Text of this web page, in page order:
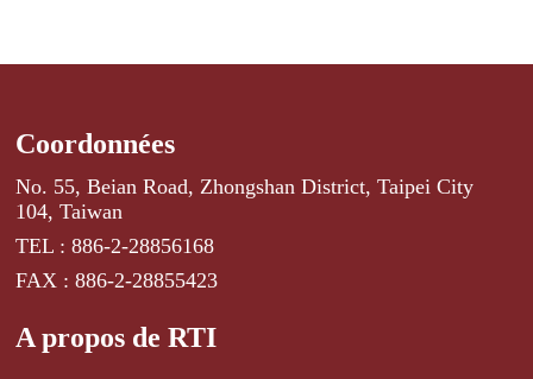
Coordonnées
No. 55, Beian Road, Zhongshan District, Taipei City
104, Taiwan
TEL : 886-2-28856168
FAX : 886-2-28855423
A propos de RTI